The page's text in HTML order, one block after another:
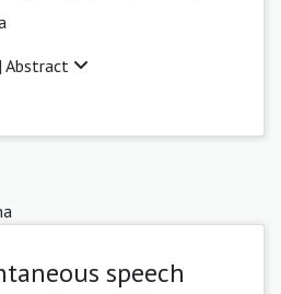
Abstract
speech